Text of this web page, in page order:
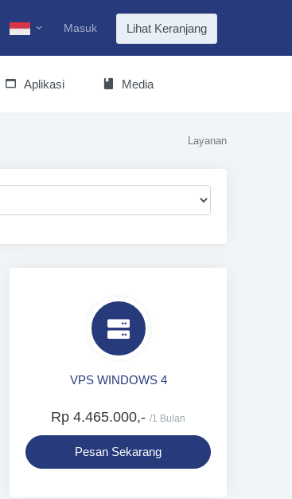
Masuk Lihat Keranjang
Aplikasi Media
Layanan
VPS WINDOWS 4
Rp 4.465.000,-/1 Bulan
Pesan Sekarang